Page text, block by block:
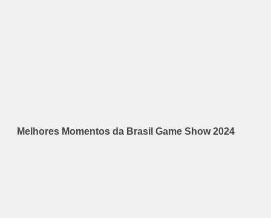
Melhores Momentos da Brasil Game Show 2024